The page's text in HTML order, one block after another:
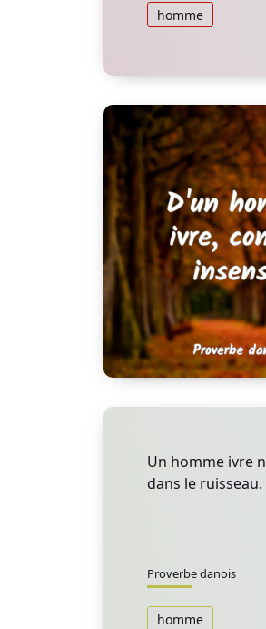
homme
Un homme ivre
dans le ruisseau.
Proverbe danois
homme